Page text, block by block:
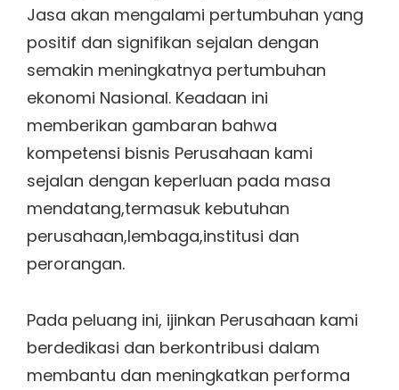
Jasa akan mengalami pertumbuhan yang
positif dan signifikan sejalan dengan
semakin meningkatnya pertumbuhan
ekonomi Nasional. Keadaan ini
memberikan gambaran bahwa
kompetensi bisnis Perusahaan kami
sejalan dengan keperluan pada masa
mendatang,termasuk kebutuhan
perusahaan,lembaga,institusi dan
perorangan.
Pada peluang ini, ijinkan Perusahaan kami
berdedikasi dan berkontribusi dalam
membantu dan meningkatkan performa